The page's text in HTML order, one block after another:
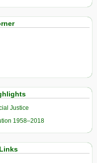
Justice
1958–2018